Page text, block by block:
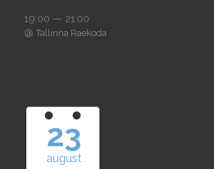
19:00 — 21:00
@ Tallinna Raekoda
23
august